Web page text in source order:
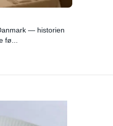
— historien
fø...